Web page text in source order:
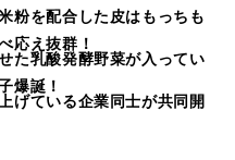
粉を配合した皮はもっちも
応え抜群！
た乳酸発酵野菜が入ってい
爆誕！
げている企業同士が共同開